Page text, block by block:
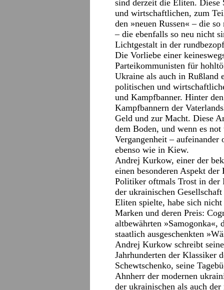
sind derzeit die Eliten.
und wirtschaftlichen, zum
den »neuen Russen« – die
– die ebenfalls so neu nicht
Lichtgestalt in der
Die Vorliebe einer
Parteikommunisten für
Ukraine als auch in Rußland
politischen und
und Kampfbanner. Hinter
Kampfbannern der
Geld und zur Macht. Diese
dem Boden, und wenn es
Vergangenheit –
ebenso wie in Kiew.
Andrej Kurkow, einer der
einen besonderen Aspekt
Politiker oftmals Trost in der
der ukrainischen
Eliten spielte, habe sich
Marken und deren Preis:
altbewährten »Samogonka«,
staatlich ausgeschenkten
Andrej Kurkow schreibt
Jahrhunderten der Klassiker
Schewtschenko, seine
Ahnherr der modernen
der ukrainischen als auch